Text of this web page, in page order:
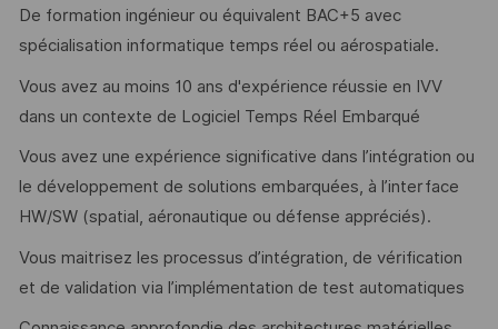
De formation ingénieur ou équivalent BAC+5 avec
spécialisation informatique temps réel ou aérospatiale.
Vous avez au moins 10 ans d'expérience réussie en IVV
dans un contexte de Logiciel Temps Réel Embarqué
Vous avez une expérience significative dans l’intégration ou
le développement de solutions embarquées, à l’interface
HW/SW (spatial, aéronautique ou défense appréciés).
Vous maitrisez les processus d’intégration, de vérification
et de validation via l’implémentation de test automatiques